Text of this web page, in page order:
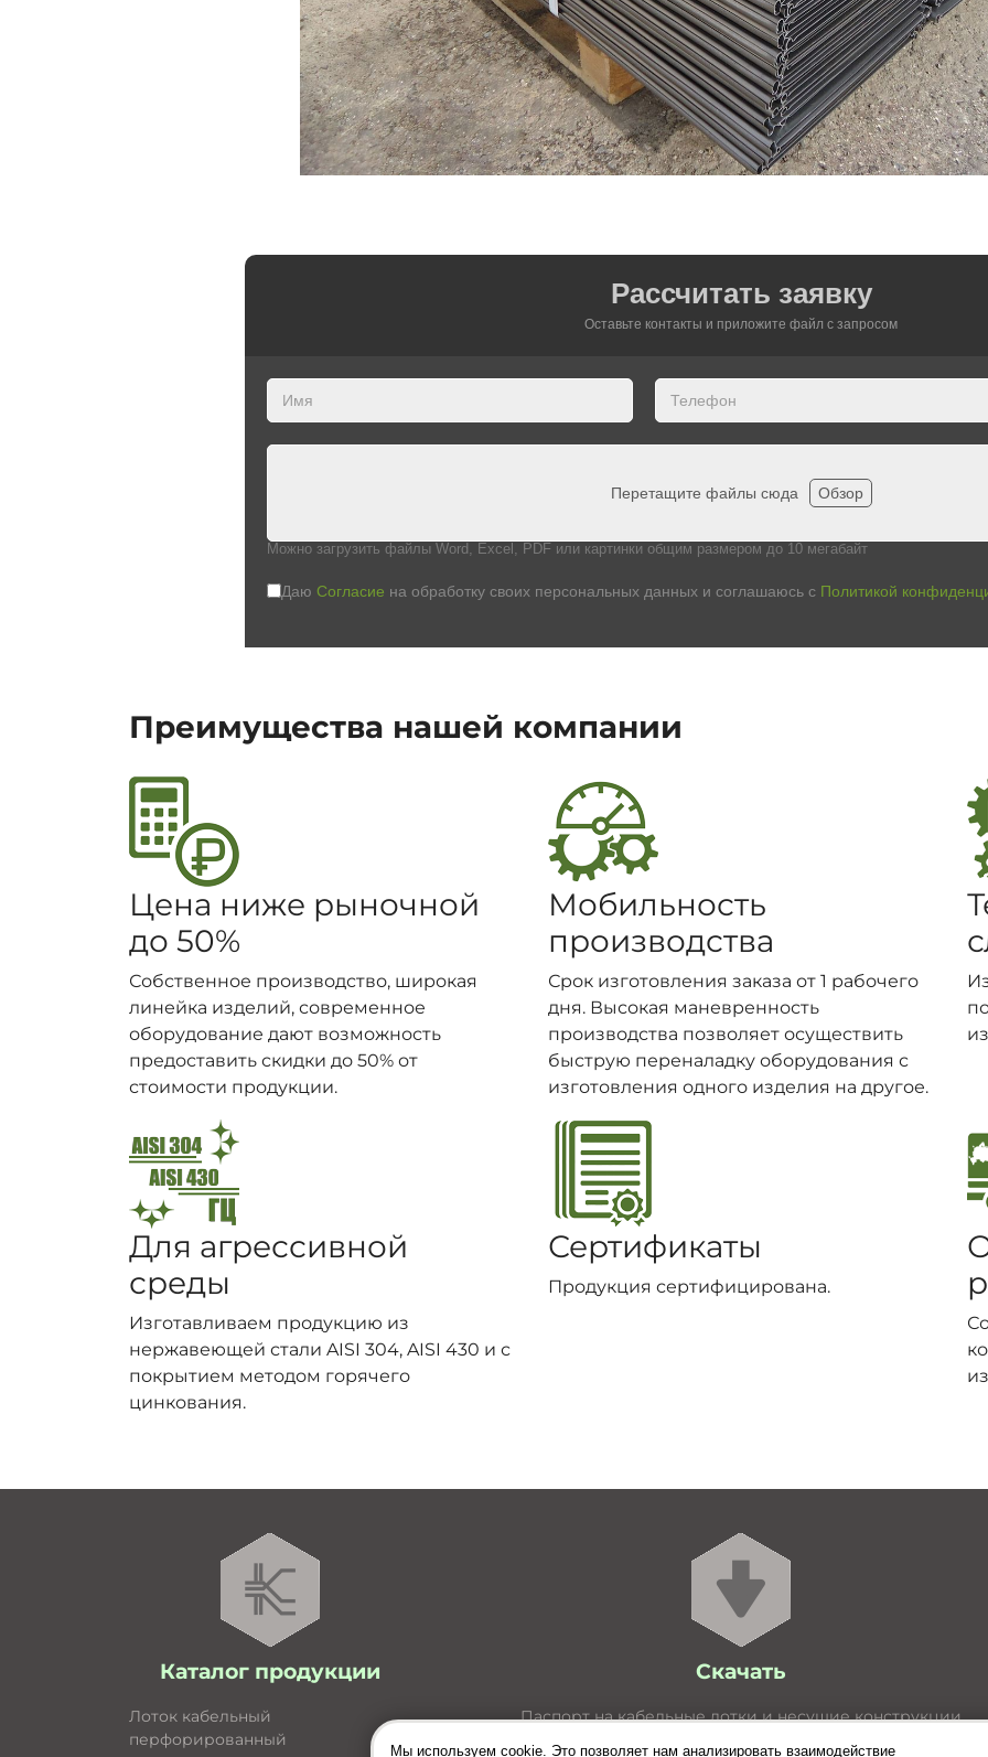
Рассчитать заявку
Оставьте контакты и приложите файл c запросом
Перетащите файлы сюда Обзор
Можно загрузить файлы Word, Excel, PDF или картинки общим размером до 10 мегабайт
Даю Согласие на обработку своих персональных данных и соглашаюсь с Политикой
Преимущества нашей компании
Цена ниже рыночной
до 50%
Собственное производство, широкая
линейка изделий, современное
оборудование дают возможность
предоставить скидки до 50% от
стоимости продукции.
Мобильность
производства
Срок изготовления заказа от 1 рабочего
дня. Высокая маневренность
производства позволяет осуществить
быструю переналадку оборудования с
изготовления одного изделия на другое.
Для агрессивной
среды
Изготавливаем продукцию из
нержавеющей стали AISI 304, AISI 430 и с
покрытием методом горячего
цинкования.
Сертификаты
Продукция сертифицирована.
Каталог продукции
Лоток кабельный
перфорированный
Скачать
Паспорт на кабельные лотки и несущие конструкции
Расчёт нагрузок для лотков
Мы используем cookie. Это позволяет нам анализировать взаимодействие